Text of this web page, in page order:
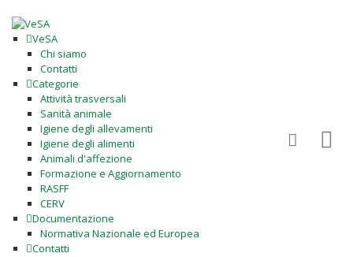
VeSA
Chi siamo
Contatti
Categorie
Attività trasversali
Sanità animale
Igiene degli allevamenti
Igiene degli alimenti
Animali d'affezione
Formazione e Aggiornamento
RASFF
CERV
Documentazione
Normativa Nazionale ed Europea
Contatti